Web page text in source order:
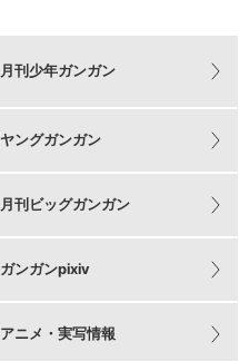
月刊少年ガンガン
ヤングガンガン
月刊ビッグガンガン
ガンガンpixiv
アニメ・実写情報